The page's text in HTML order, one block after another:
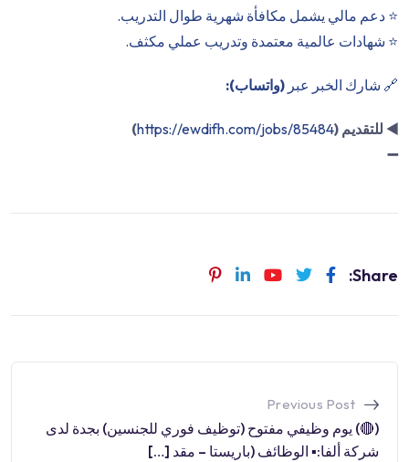
⭐️ دعم مالي يشمل مكافأة شهرية طوال التدريب.
⭐️ شهادات عالمية معتمدة وتدريب عملي مكثف.
🔗 شارك الخبر عبر (واتساب):
◀️ للتقديم (https://ewdifh.com/jobs/85484
)
➖
Share:
Previous Post
(🔴) يوم وظيفي مفتوح (توظيف فوري للجنسين) بجدة لدى
شركة ألفا:▪️ الوظائف (باريستا – مقد […]